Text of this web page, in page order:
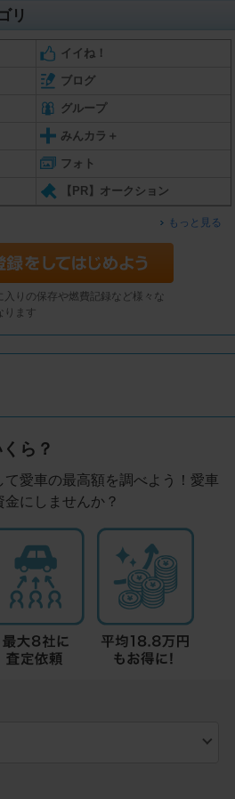
リ
イイね！
ブログ
グループ
みんカラ＋
フォト
【PR】オークション
もっと見る
入りの保存や燃費記録など様々な
ります
ら？
愛車の最高額を調べよう！愛車
にしませんか？